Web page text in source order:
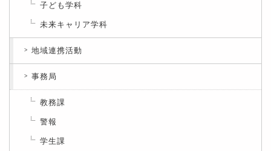
子ども学科
未来キャリア学科
地域連携活動
事務局
教務課
警報
学生課